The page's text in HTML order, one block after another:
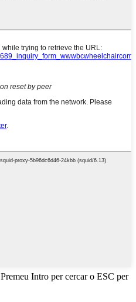
Premeu Intro per cercar o ESC per